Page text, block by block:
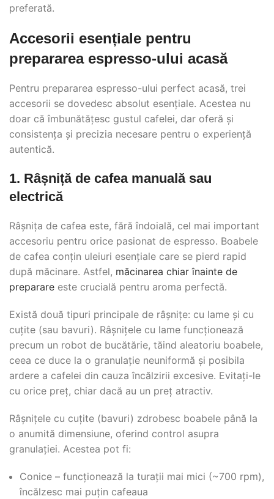
preferată.
Accesorii esențiale pentru
prepararea espresso-ului acasă
Pentru prepararea espresso-ului perfect acasă, trei
accesorii se dovedesc absolut esențiale. Acestea nu
doar că îmbunătățesc gustul cafelei, dar oferă și
consistența și precizia necesare pentru o experiență
autentică.
1. Râșniță de cafea manuală sau
electrică
Râșnița de cafea este, fără îndoială, cel mai important
accesoriu pentru orice pasionat de espresso. Boabele
de cafea conțin uleiuri esențiale care se pierd rapid
după măcinare. Astfel, măcinarea chiar înainte de
preparare este crucială pentru aroma perfectă.
Există două tipuri principale de râșnițe: cu lame și cu
cuțite (sau bavuri). Râșnițele cu lame funcționează
precum un robot de bucătărie, tăind aleatoriu boabele,
ceea ce duce la o granulație neuniformă și posibila
ardere a cafelei din cauza încălzirii excesive. Evitați-le
cu orice preț, chiar dacă au un preț atractiv.
Râșnițele cu cuțite (bavuri) zdrobesc boabele până la
o anumită dimensiune, oferind control asupra
granulației. Acestea pot fi:
Conice – funcționează la turaţii mai mici (~700 rpm),
încălzesc mai puțin cafeaua